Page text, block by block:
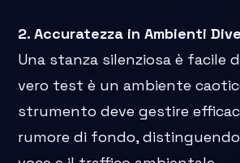
2. Accuratezza in Ambienti
Una stanza silenziosa è facile
vero test è un ambiente
strumento deve gestire
rumore di fondo,